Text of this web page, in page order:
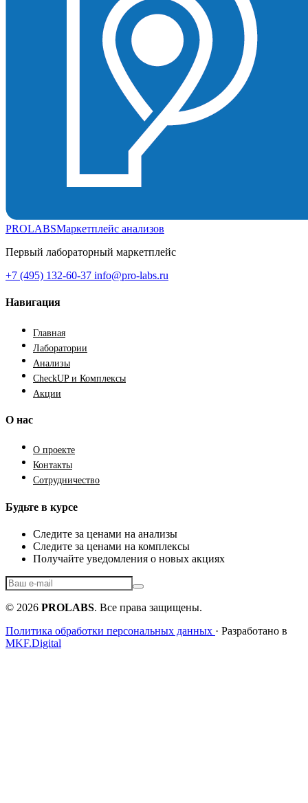
PROLABSМаркетплейс анализов
Первый лабораторный маркетплейс
+7 (495) 132-60-37 info@pro-labs.ru
Навигация
Главная
Лаборатории
Анализы
CheckUP и Комплексы
Акции
О нас
О проекте
Контакты
Сотрудничество
Будьте в курсе
Следите за ценами на анализы
Следите за ценами на комплексы
Получайте уведомления о новых акциях
© 2026 PROLABS. Все права защищены.
Политика обработки персональных данных · Разработано в
MKF.Digital